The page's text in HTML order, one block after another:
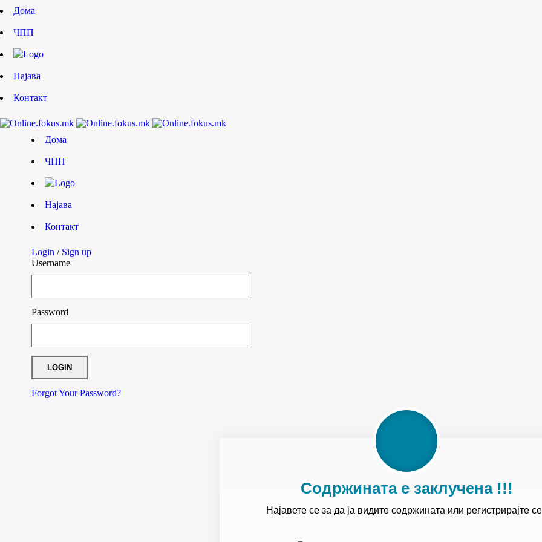
Дома
ЧПП
Најава
Контакт
Дома
ЧПП
Најава
Контакт
Login / Sign up
Username
Password
Forgot Your Password?
Содржината е заклучена !!!
Најавете се за да ја видите содржината или регистрирајте